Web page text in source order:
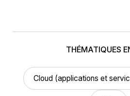
THÉMATIQUES
Cloud (applications et